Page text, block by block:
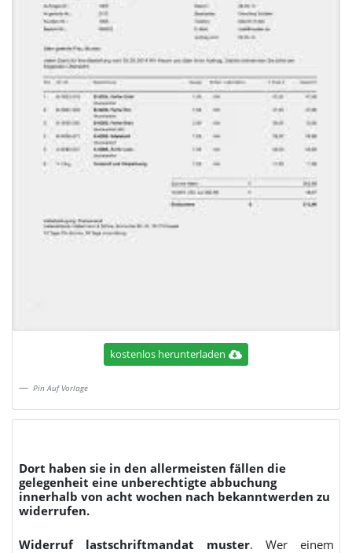
kostenlos herunterladen
Pin Auf Vorlage
Dort haben sie in den allermeisten fällen die
gelegenheit eine unberechtigte abbuchung
innerhalb von acht wochen nach bekanntwerden zu
widerrufen.
Widerruf lastschriftmandat muster. Wer einem